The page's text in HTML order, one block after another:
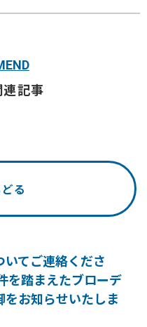
記事
る
てご連絡くださ
を踏まえたブローデ
お知らせいたしま